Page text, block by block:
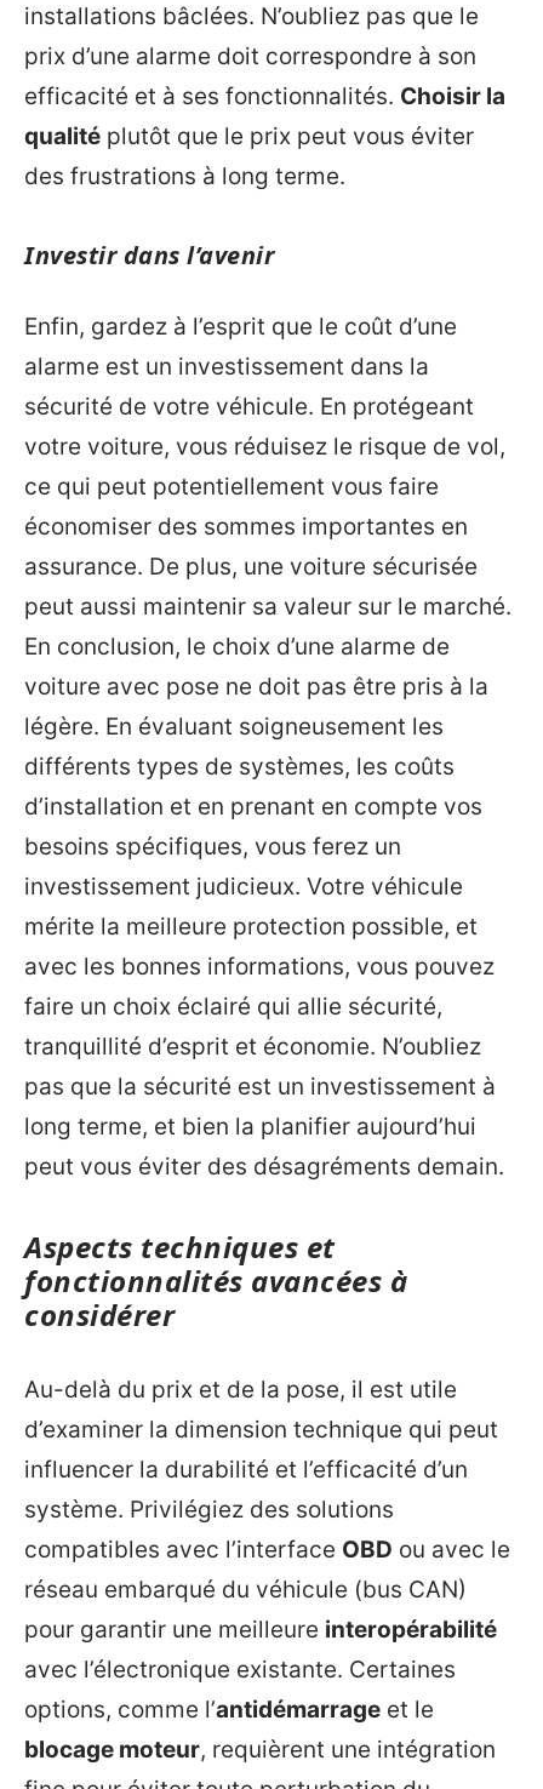
installations bâclées. N’oubliez pas que le
prix d’une alarme doit correspondre à son
efficacité et à ses fonctionnalités. Choisir la
qualité plutôt que le prix peut vous éviter
des frustrations à long terme.
Investir dans l’avenir
Enfin, gardez à l’esprit que le coût d’une
alarme est un investissement dans la
sécurité de votre véhicule. En protégeant
votre voiture, vous réduisez le risque de vol,
ce qui peut potentiellement vous faire
économiser des sommes importantes en
assurance. De plus, une voiture sécurisée
peut aussi maintenir sa valeur sur le marché.
En conclusion, le choix d’une alarme de
voiture avec pose ne doit pas être pris à la
légère. En évaluant soigneusement les
différents types de systèmes, les coûts
d’installation et en prenant en compte vos
besoins spécifiques, vous ferez un
investissement judicieux. Votre véhicule
mérite la meilleure protection possible, et
avec les bonnes informations, vous pouvez
faire un choix éclairé qui allie sécurité,
tranquillité d’esprit et économie. N’oubliez
pas que la sécurité est un investissement à
long terme, et bien la planifier aujourd’hui
peut vous éviter des désagréments demain.
Aspects techniques et
fonctionnalités avancées à
considérer
Au-delà du prix et de la pose, il est utile
d’examiner la dimension technique qui peut
influencer la durabilité et l’efficacité d’un
système. Privilégiez des solutions
compatibles avec l’interface OBD ou avec le
réseau embarqué du véhicule (bus CAN)
pour garantir une meilleure interopérabilité
avec l’électronique existante. Certaines
options, comme l’antidémarrage et le
blocage moteur, requièrent une intégration